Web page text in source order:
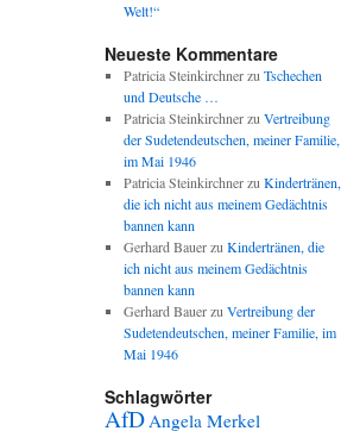
Welt!“
Neueste Kommentare
Patricia Steinkirchnerzu Tschechen
und Deutsche …
Patricia Steinkirchnerzu Vertreibung
der Sudetendeutschen, meiner Familie,
im Mai 1946
Patricia Steinkirchnerzu Kindertränen,
die ich nicht aus meinem Gedächtnis
bannen kann
Gerhard Bauerzu Kindertränen, die
ich nicht aus meinem Gedächtnis
bannen kann
Gerhard Bauerzu Vertreibung der
Sudetendeutschen, meiner Familie, im
Mai 1946
Schlagwörter
AfDAngela Merkel